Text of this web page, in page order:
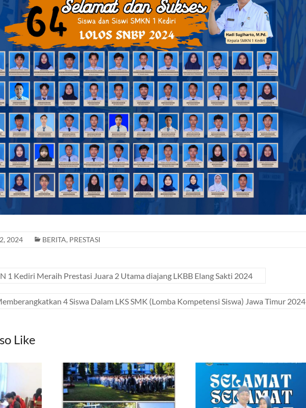
2024 BERITA, PRESTASI
1 Kediri Meraih Prestasi Juara 2 Utama diajang LKBB Elang Sakti 2024
4 Siswa Dalam LKS SMK (Lomba Kompetensi Siswa) Jawa Timur 2024
Like